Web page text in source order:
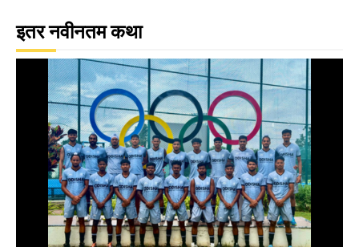
इतर नवीनतम कथा